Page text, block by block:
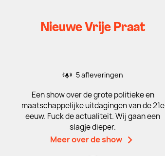
Nieuwe Vrije Praat
5 afleveringen
Een show over de grote politieke en
maatschappelijke uitdagingen van de 21e
eeuw. Fuck de actualiteit. Wij gaan een
slagje dieper.
Meer over de show